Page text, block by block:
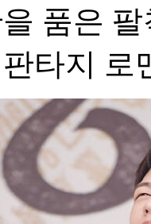
품은
타지 로